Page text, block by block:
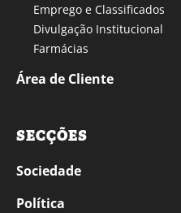
Emprego e Classificados
Divulgação Institucional
Farmácias
Área de Cliente
SECÇÕES
Sociedade
Política